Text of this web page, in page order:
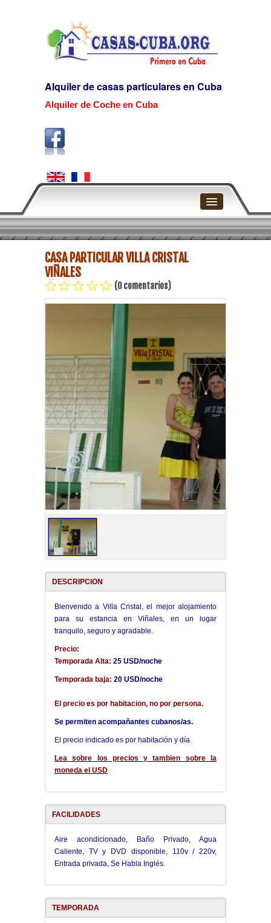
Alquiler de casas particulares en Cuba
Alquiler de Coche en Cuba
Home
La Habana
Playa Habana
Pinar del Río
Varadero
Cienfuegos
Trinidad
Otras Ciudades
Otros Servicios
CASA PARTICULAR VILLA CRISTAL
VIÑALES
(0 comentarios)
DESCRIPCION
Bienvenido a Villa Cristal, el mejor alojamiento
para su estancia en Viñales, en un lugar
tranquilo, seguro y agradable.
Precio:
Temporada Alta: 25 USD/noche
Temporada baja: 20 USD/noche
El precio es por habitacion, no por persona.
Se permiten acompañantes cubanos/as.
El precio indicado es por habitación y día.
Lea sobre los precios y tambien sobre la
moneda el USD
FACILIDADES
Aire acondicionado, Baño Privado, Agua
Caliente, TV y DVD disponible, 110v / 220v,
Entrada privada, Se Habla Inglés.
TEMPORADA